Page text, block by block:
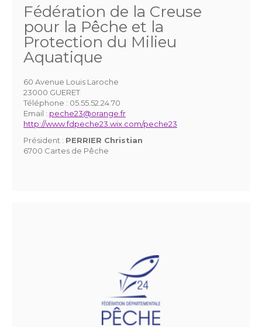
Fédération de la Creuse
pour la Pêche et la
Protection du Milieu
Aquatique
60 Avenue Louis Laroche
23000 GUERET
Téléphone : 05.55.52.24.70
Email : peche23@orange.fr
http://www.fdpeche23.wix.com/peche23
Président : PERRIER Christian
6700 Cartes de Pêche